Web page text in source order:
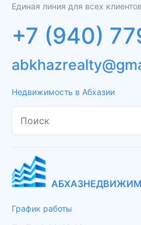
Единая линия для всех клиентов
+7 (940)
Недвижимость в Абхазии
График работы